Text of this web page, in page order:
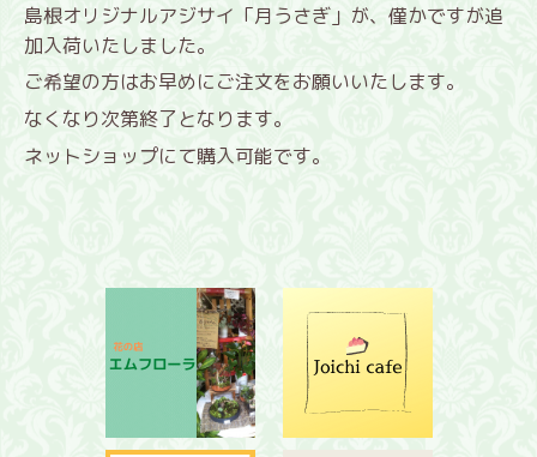
島根オリジナルアジサイ「月うさぎ」が、僅かですが追
加入荷いたしました。
ご希望の方はお早めにご注文をお願いいたします。
なくなり次第終了となります。
ネットショップにて購入可能です。